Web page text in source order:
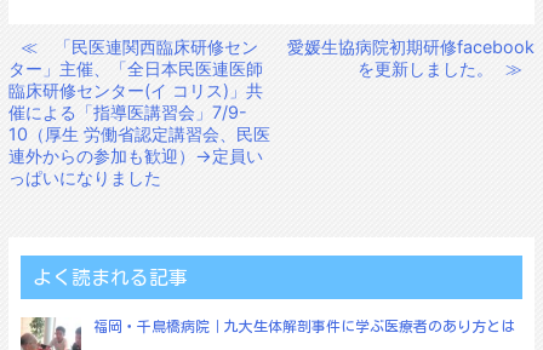
投
稿
ナ
ビ
ゲ
シ
ン
≪
「民医連関西臨床研修セン
ター」主催、「全日本民医連医師
臨床研修センター(イ コリス)」共
催による「指導医講習会」7/9-
10（厚生 労働省認定講習会、民医
連外からの参加も歓迎）→定員い
っぱいになりました
愛媛生協病院初期研修facebook
を更新しました。
≫
よく読まれる記事
福岡・千鳥橋病院｜九大生体解剖事件に学ぶ医療者のあり方とは